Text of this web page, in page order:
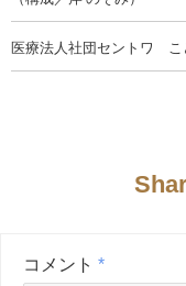
医療法人社団セントワ
コメント *